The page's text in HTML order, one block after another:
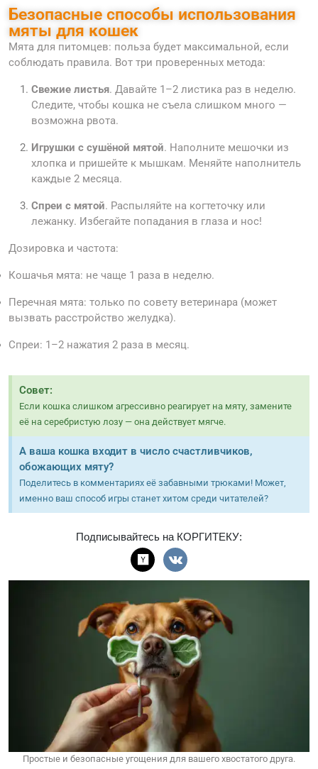
Безопасные способы использования
мяты для кошек
Мята для питомцев: польза будет максимальной, если
соблюдать правила. Вот три проверенных метода:
Свежие листья. Давайте 1–2 листика раз в неделю.
Следите, чтобы кошка не съела слишком много —
возможна рвота.
Игрушки с сушёной мятой. Наполните мешочки из
хлопка и пришейте к мышкам. Меняйте наполнитель
каждые 2 месяца.
Спреи с мятой. Распыляйте на когтеточку или
лежанку. Избегайте попадания в глаза и нос!
Дозировка и частота:
Кошачья мята: не чаще 1 раза в неделю.
Перечная мята: только по совету ветеринара (может
вызвать расстройство желудка).
Спреи: 1–2 нажатия 2 раза в месяц.
Совет:
Если кошка слишком агрессивно реагирует на мяту, замените
её на серебристую лозу — она действует мягче.
А ваша кошка входит в число счастливчиков,
обожающих мяту?
Поделитесь в комментариях её забавными трюками! Может,
именно ваш способ игры станет хитом среди читателей?
Подписывайтесь на КОРГИТЕКУ:
Простые и безопасные угощения для вашего хвостатого друга.